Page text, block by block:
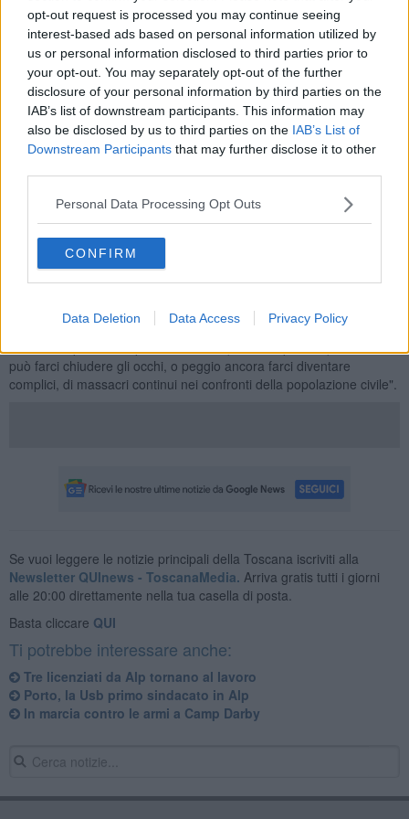
opt-out request is processed you may continue seeing
interest-based ads based on personal information utilized by
us or personal information disclosed to third parties prior to
your opt-out. You may separately opt-out of the further
disclosure of your personal information by third parties on the
IAB’s list of downstream participants. This information may
also be disclosed by us to third parties on the IAB’s List of
Downstream Participants that may further disclose it to other
Personal Data Processing Opt Outs
CONFIRM
Data Deletion Data Access Privacy Policy
presenza, presso il Molo Italia, di decine di mezzi blindati militari
pronti ad essere imbarcati."
"Oltre alla tematica della guerra c'è anche un problema oggettivo di
sicurezza per i lavoratori e per la popolazione. In questo senso
abbiamo inviato delle segnalazioni urgenti all'Autorità Portuale, alla
Capitaneria di Porto e alla ASL Medicina del Lavoro affinchè
effettuino nell'immediato i controlli opportuni."
solidarietà con la popolazione Palestinesee per chiedere lo
stop immediato ai bombardamenti su Gaza e lo stop agli “espropri”
delle abitazioni Palestinesi che da anni vivono sotto occupazione
militare.
"Contemporaneamente", spiega ancora il sindacato, "Abbiamo
Livornesi affinché il coraggioso esempio che arriva dal Porto di
Genova possa essere riproposto anche sul nostro territorio. Il
può farci chiudere gli occhi, o peggio ancora farci diventare
complici, di massacri continui nei confronti della popolazione civile".
Se vuoi leggere le notizie principali della Toscana iscriviti alla
Newsletter QUInews - ToscanaMedia. Arriva gratis tutti i giorni
alle 20:00 direttamente nella tua casella di posta.
Basta cliccare QUI
Ti potrebbe interessare anche:
Tre licenziati da Alp tornano al lavoro
Porto, la Usb primo sindacato in Alp
In marcia contro le armi a Camp Darby